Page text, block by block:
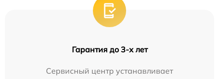
Гарантия до 3-х лет
Сервисный центр устанавливает